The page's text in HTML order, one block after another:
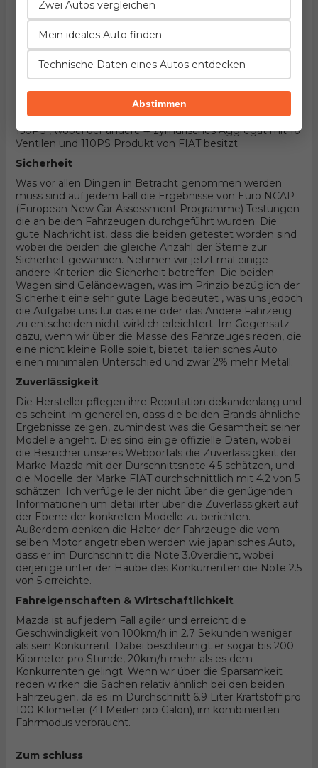
die beiden auch eigene unterschieldiche Einzelheiten
anzubieten. Da die beiden Fahrzeuge benzin als
Leistungsquelle benutzen sowie 5 Türer SUV
Karosserieform im Rahmen demselben ' Geländewagen'
Segment besitzen, ist der größte Unterschied
anderweitig organisierter Antrieb (Allradantrieb der durch
Mazdaimplementiert wird, beziehungsweise
Vorderradantrieb wenn es sich um FIAT handelt). Unter
der Haube des ersten befindet sich der Motor entwickelt
von Mazda, 4-zylindrisches Aggregat mit 16 Ventilen und
150PS , wobei der andere 4-zylindrisches Aggregat mit 16
Ventilen und 110PS Produkt von FIAT besitzt.
Sicherheit
Was vor allen Dingen in Betracht genommen werden
muss sind auf jedem Fall die Ergebnisse von Euro NCAP
(European New Car Assessment Programme) Testungen
die an beiden Fahrzeugen durchgeführt wurden. Die
gute Nachricht ist, dass die beiden getestet worden sind
wobei die beiden die gleiche Anzahl der Sterne zur
Sicherheit gewannen. Nehmen wir jetzt mal einige
andere Kriterien die Sicherheit betreffen. Die beiden
Wagen sind Geländewagen, was im Prinzip bezüglich der
Sicherheit eine sehr gute Lage bedeutet , was uns jedoch
die Aufgabe uns für das eine oder das Andere Fahrzeug
zu entscheiden nicht wirklich erleichtert. Im Gegensatz
dazu, wenn wir über die Masse des Fahrzeuges reden, die
eine nicht kleine Rolle spielt, bietet italienisches Auto
einen minimalen Unterschied und zwar 2% mehr Metall.
Zuverlässigkeit
Die Hersteller pflegen ihre Reputation dekandenlang und
es scheint im generellen, dass die beiden Brands ähnliche
Ergebnisse zeigen, zumindest was die Gesamtheit seiner
Modelle angeht. Dies sind einige offizielle Daten, wobei
die Besucher unseres Webportals die Zuverlässigkeit der
Marke Mazda mit der Durschnittsnote 4.5 schätzen, und
die Modelle der Marke FIAT durchschnittlich mit 4.2 von 5
schätzen. Ich verfüge leider nicht über die genügenden
Informationen um detaillirter über die Zuverlässigkeit auf
der Ebene der konkreten Modelle zu berichten.
Außerdem denken die Halter der Fahrzeuge die vom
selben Motor angetrieben werden wie japanisches Auto,
dass er im Durchschnitt die Note 3.0verdient, wobei
derjenige unter der Haube des Konkurrenten die Note 2.5
von 5 erreichte.
Fahreigenschaften & Wirtschaftlichkeit
Mazda ist auf jedem Fall agiler und erreicht die
Geschwindigkeit von 100km/h in 2.7 Sekunden weniger
als sein Konkurrent. Dabei beschleunigt er sogar bis 200
Kilometer pro Stunde, 20km/h mehr als es dem
Konkurrenten gelingt. Wenn wir über die Sparsamkeit
reden wirken die Sachen relativ ähnlich bei den beiden
Fahrzeugen, da es im Durchschnitt 6.9 Liter Kraftstoff pro
100 Kilometer (41 Meilen pro Galon), im kombinierten
Fahrmodus verbraucht.
Zum schluss
Zwei Autos vergleichen
Mein ideales Auto finden
Technische Daten eines Autos entdecken
Abstimmen